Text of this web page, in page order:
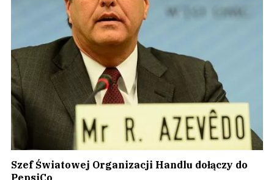
Szef Światowej Organizacji Handlu dołączy do
PepsiCo